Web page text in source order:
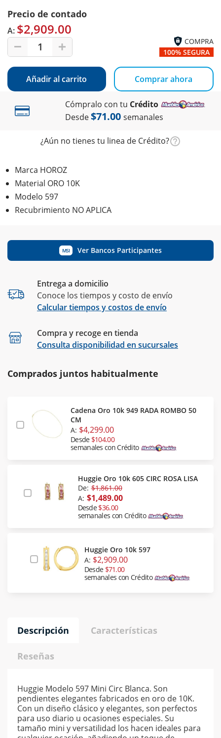
Precio de contado
A: $2,909.00
1
COMPRA
100% SEGURA
Añadir al carrito Comprar ahora
Cómpralo con tu Crédito
Desde$71.00 semanales
¿Aún no tienes tu linea de Crédito?
Marca HOROZ
Material ORO 10K
Modelo 597
Recubrimiento NO APLICA
MSI Ver Bancos Participantes
Entrega a domicilio
Conoce los tiempos y costo de envío
Calcular tiempos y costos de envío
Compra y recoge en tienda
Consulta disponibilidad en sucursales
Comprados juntos habitualmente
Cadena Oro 10k 949 RADA ROMBO 50
CM
A: $4,299.00
Desde $104.00
semanales con Crédito
Huggie Oro 10k 605 CIRC ROSA LISA
De: $1,861.00
A: $1,489.00
Desde$36.00
semanales con Crédito
Huggie Oro 10k 597
A: $2,909.00
Desde $71.00
semanales con Crédito
Descripción Características
Reseñas
Huggie Modelo 597 Mini Circ Blanca. Son
pendientes elegantes fabricados en oro de 10K.
Con un diseño clásico y elegantes, son perfectos
para uso diario u ocasiones especiales. Su
tamaño mini y versatilidad los hacen ideales para